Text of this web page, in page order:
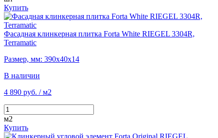
Купить
Фасадная клинкерная плитка Forta White RIEGEL 3304R,
Terramatic
Размер, мм: 390х40х14
В наличии
4 890 руб. / м2
м2
Купить